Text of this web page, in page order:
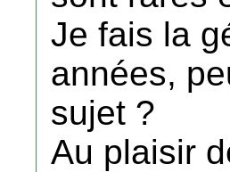
Je fais la
années,
sujet ?
Au plaisir